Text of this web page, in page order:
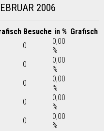
2006
Besuche in % Grafisch
0
0,00
%
0
0,00
%
0
0,00
%
0
0,00
%
0
0,00
%